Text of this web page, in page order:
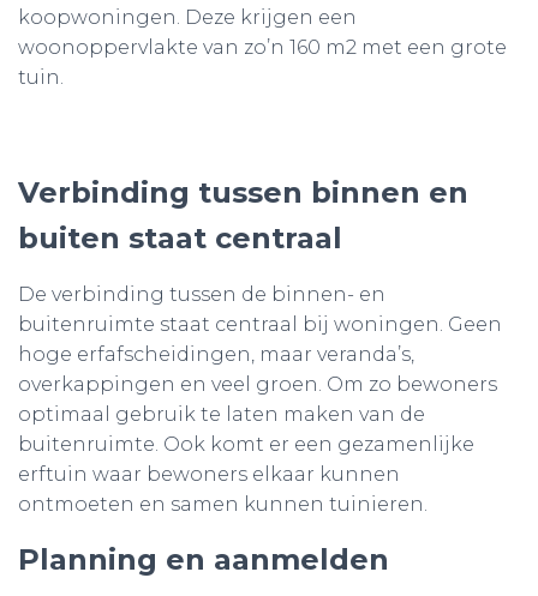
koopwoningen. Deze krijgen een
woonoppervlakte van zo’n 160 m2 met een grote
tuin.
Verbinding tussen binnen en
buiten staat centraal
De verbinding tussen de binnen- en
buitenruimte staat centraal bij woningen. Geen
hoge erfafscheidingen, maar veranda’s,
overkappingen en veel groen. Om zo bewoners
optimaal gebruik te laten maken van de
buitenruimte. Ook komt er een gezamenlijke
erftuin waar bewoners elkaar kunnen
ontmoeten en samen kunnen tuinieren.
Planning en aanmelden